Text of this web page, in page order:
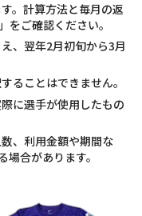
。計算方法と毎月の返
ご確認ください。
、翌年2月初旬から3月
ることはできません。
に選手が使用したもの
、利用金額や期間な
合があります。